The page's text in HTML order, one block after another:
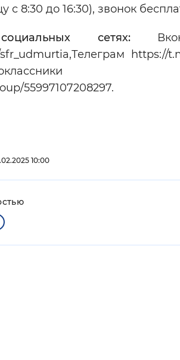
с 8:30 до 16:30), звонок
сетях:
https://
55997107208297.
10:00